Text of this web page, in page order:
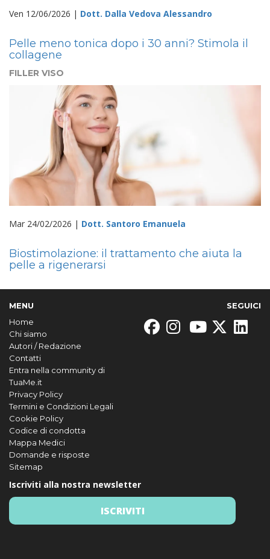
Ven 12/06/2026 | Dott. Dalla Vedova Alessandro
Pelle meno tonica dopo i 30 anni? Stimola il
collagene
FILLER VISO
Mar 24/02/2026 | Dott. Santoro Emanuela
Biostimolazione: il trattamento che aiuta la
pelle a rigenerarsi
MENU
Home
Chi siamo
Autori / Redazione
Contatti
Entra nella community di
TuaMe.it
Privacy Policy
Termini e Condizioni Legali
Cookie Policy
Codice di condotta
Mappa Medici
Domande e risposte
Sitemap
SEGUICI
Iscriviti alla nostra newsletter
ISCRIVITI